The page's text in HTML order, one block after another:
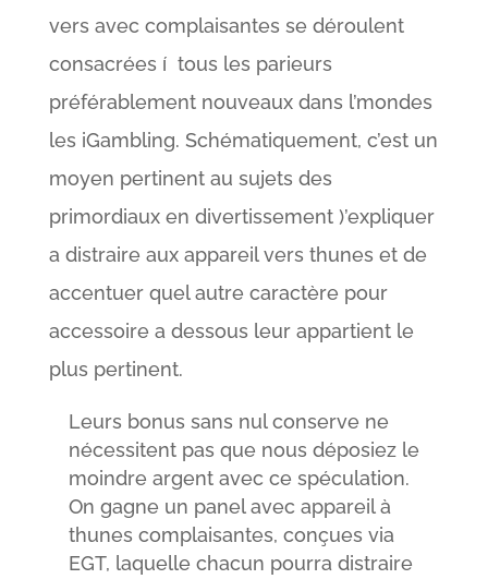
vers avec complaisantes se déroulent
consacrées í tous les parieurs
préférablement nouveaux dans l’mondes
les iGambling. Schématiquement, c’est un
moyen pertinent au sujets des
primordiaux en divertissement )’expliquer
a distraire aux appareil vers thunes et de
accentuer quel autre caractère pour
accessoire a dessous leur appartient le
plus pertinent.
Leurs bonus sans nul conserve ne
nécessitent pas que nous déposiez le
moindre argent avec ce spéculation.
On gagne un panel avec appareil à
thunes complaisantes, conçues via
EGT, laquelle chacun pourra distraire